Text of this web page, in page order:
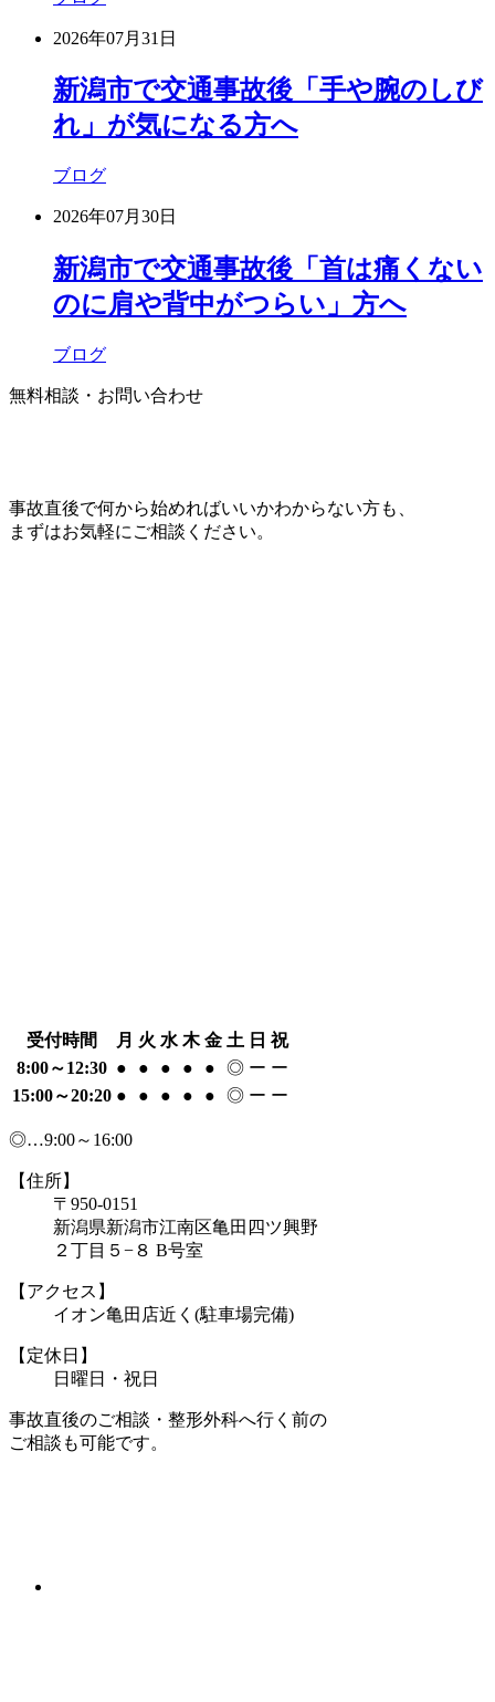
2026年07月31日
新潟市で交通事故後「手や腕のしび
れ」が気になる方へ
ブログ
2026年07月30日
新潟市で交通事故後「首は痛くない
のに肩や背中がつらい」方へ
ブログ
無料相談・お問い合わせ
事故直後で何から始めればいいかわからない方も、
まずはお気軽にご相談ください。
受付時間 月 火 水 木 金 土 日 祝
8:00～12:30 ● ● ● ● ● ◎ ー ー
15:00～20:20 ● ● ● ● ● ◎ ー ー
◎…9:00～16:00
【住所】
〒950-0151
新潟県新潟市江南区亀田四ツ興野
２丁目５−８ B号室
【アクセス】
イオン亀田店近く(駐車場完備)
【定休日】
日曜日・祝日
事故直後のご相談・整形外科へ行く前の
ご相談も可能です。